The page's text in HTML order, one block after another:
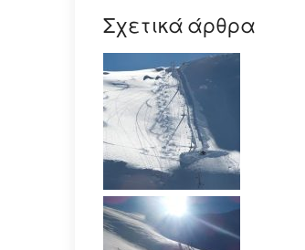
Σχετικά άρθρα